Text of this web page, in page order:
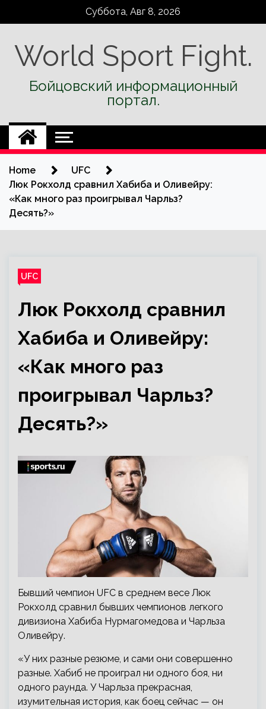
Суббота, Авг 8, 2026
World Sport Fight.
Бойцовский информационный
портал.
Home
UFC
Люк Рокхолд сравнил Хабиба и Оливейру:
«Как много раз проигрывал Чарльз?
Десять?»
UFC
Люк Рокхолд сравнил
Хабиба и Оливейру:
«Как много раз
проигрывал Чарльз?
Десять?»
Бывший чемпион UFC в среднем весе Люк
Рокхолд сравнил бывших чемпионов легкого
дивизиона Хабиба Нурмагомедова и Чарльза
Оливейру.
«У них разные резюме, и сами они совершенно
разные. Хабиб не проиграл ни одного боя, ни
одного раунда. У Чарльза прекрасная,
изумительная история, как боец сейчас — он